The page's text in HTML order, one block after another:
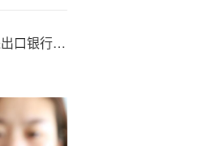
聚!焦二十届:四中全会 | 进出口银行干部员工掀起认真学习贯彻党的二十届四中全会精神热潮